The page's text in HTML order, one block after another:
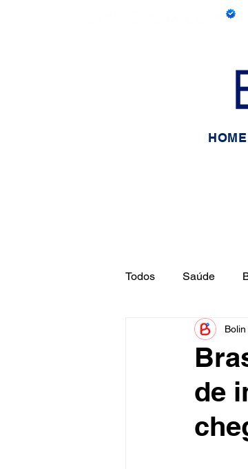
Todos Saúde
Informe Publicitário
Nota
de
HOME